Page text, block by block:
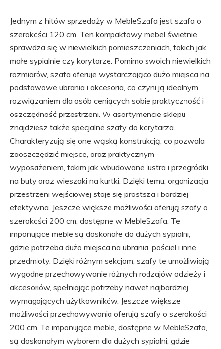
Jednym z hitów sprzedaży w MebleSzafa jest szafa o
szerokości 120 cm. Ten kompaktowy mebel świetnie
sprawdza się w niewielkich pomieszczeniach, takich jak
małe sypialnie czy korytarze. Pomimo swoich niewielkich
rozmiarów, szafa oferuje wystarczająco dużo miejsca na
podstawowe ubrania i akcesoria, co czyni ją idealnym
rozwiązaniem dla osób ceniących sobie praktyczność i
oszczędność przestrzeni. W asortymencie sklepu
znajdziesz także specjalne szafy do korytarza.
Charakteryzują się one wąską konstrukcją, co pozwala
zaoszczędzić miejsce, oraz praktycznym
wyposażeniem, takim jak wbudowane lustra i przegródki
na buty oraz wieszaki na kurtki. Dzięki temu, organizacja
przestrzeni wejściowej staje się prostsza i bardziej
efektywna. Jeszcze większe możliwości oferują szafy o
szerokości 200 cm, dostępne w MebleSzafa. Te
imponujące meble są doskonałe do dużych sypialni,
gdzie potrzeba dużo miejsca na ubrania, pościel i inne
przedmioty. Dzięki różnym sekcjom, szafy te umożliwiają
wygodne przechowywanie różnych rodzajów odzieży i
akcesoriów, spełniając potrzeby nawet najbardziej
wymagających użytkowników. Jeszcze większe
możliwości przechowywania oferują szafy o szerokości
200 cm. Te imponujące meble, dostępne w MebleSzafa,
są doskonałym wyborem dla dużych sypialni, gdzie